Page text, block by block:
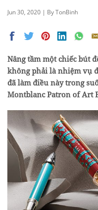
Jun 30, 2020 | By TonBinh
Nâng tầm một chiếc bút
không phải là nhiệm vụ
đã làm điều này trong
Montblanc Patron of Art